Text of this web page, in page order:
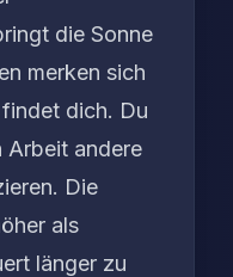
die Sonne
merken sich
dich. Du
Arbeit andere
Die
als
länger zu